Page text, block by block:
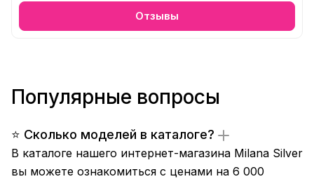
Отзывы
Популярные вопросы
⭐ Сколько моделей в каталоге?
В каталоге нашего интернет-магазина Milana Silver
вы можете ознакомиться с ценами на 6 000